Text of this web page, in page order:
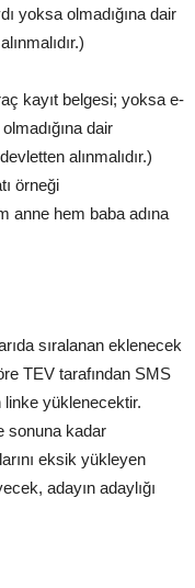
yoksa olmadığına dair
kayıt belgesi; yoksa e-
dair
alınmalıdır.)
örneği
anne hem baba adına
sıralanan eklenecek
TEV tarafından SMS
yüklenecektir.
sonuna kadar
eksik yükleyen
adayın adaylığı